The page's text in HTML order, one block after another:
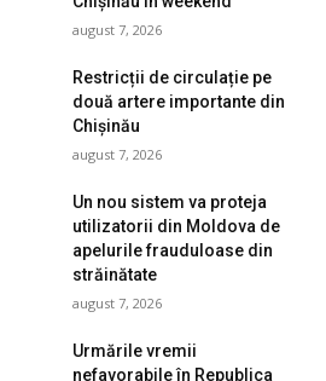
august 7, 2026
Restricții de circulație pe
două artere importante din
Chișinău
august 7, 2026
Un nou sistem va proteja
utilizatorii din Moldova de
apelurile frauduloase din
străinătate
august 7, 2026
Urmările vremii
nefavorabile în Republica